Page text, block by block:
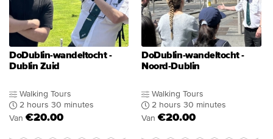
DoDublin-wandeltocht -
Dublin Zuid
Walking Tours
2 hours 30 minutes
Van €20.00
DoDublin-wandeltocht -
Noord-Dublin
Walking Tours
2 hours 30 minutes
Van €20.00